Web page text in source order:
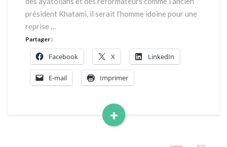
président Khatami, il serait l’homme idoine pour une
reprise …
+
Read
Partager :
Facebook X LinkedIn
E-mail Imprimer